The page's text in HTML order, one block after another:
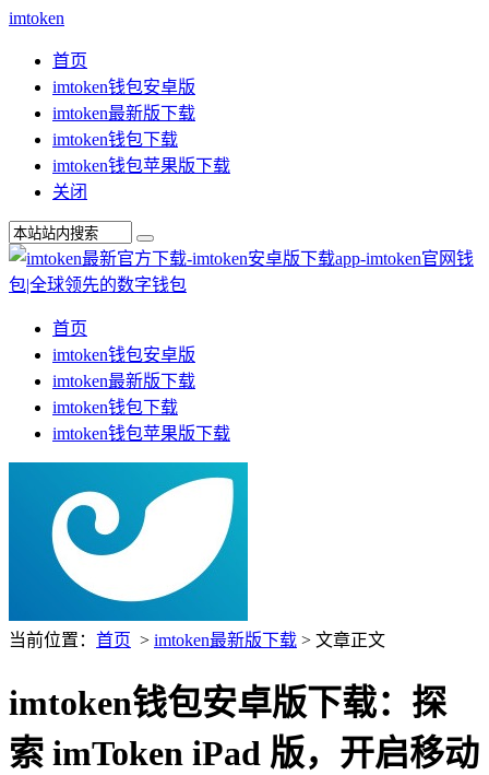
imtoken
首页
imtoken钱包安卓版
imtoken最新版下载
imtoken钱包下载
imtoken钱包苹果版下载
关闭
首页
imtoken钱包安卓版
imtoken最新版下载
imtoken钱包下载
imtoken钱包苹果版下载
当前位置： 首页 > imtoken最新版下载 > 文章正文
imtoken钱包安卓版下载：探
索 imToken iPad 版，开启移动